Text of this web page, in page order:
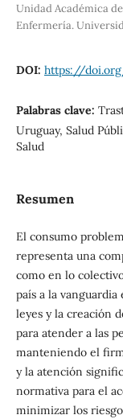
Unidad Académica
Enfermería.
DOI: https://
Palabras clave:
Uruguay, Salud
Salud
Resumen
El consumo
representa una
como en lo
país a la
leyes y la creación
para atender a las
manteniendo el
y la atención
normativa para el
minimizar los